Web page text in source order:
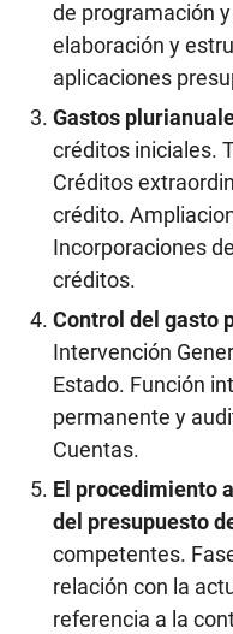
de programación
elaboración y
aplicaciones
Gastos
créditos iniciales.
Créditos
crédito.
Incorporaciones
créditos.
Control del gasto
Intervención
Estado. Función
permanente y
Cuentas.
El procedimiento
del presupuesto
competentes.
relación con la
referencia a la